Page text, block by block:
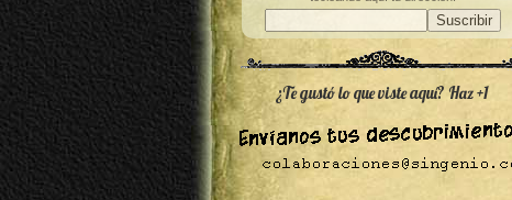
¿Te gustó lo que viste aquí? Haz +1